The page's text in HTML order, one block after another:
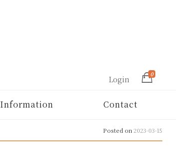
Login
0
Information Contact
Posted on2023-03-15